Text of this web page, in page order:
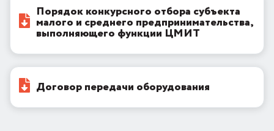
Порядок конкурсного отбора субъекта
малого и среднего предпринимательства,
выполняющего функции ЦМИТ
Договор передачи оборудования